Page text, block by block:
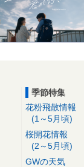
季節特集
花粉飛散情報
(1～5月頃)
桜開花情報
(2～5月頃)
GWの天気